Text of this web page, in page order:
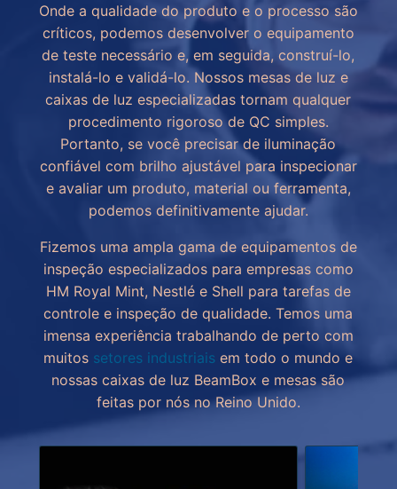
Onde a qualidade do produto e o processo são
críticos, podemos desenvolver o equipamento
de teste necessário e, em seguida, construí-lo,
instalá-lo e validá-lo. Nossos mesas de luz e
caixas de luz especializadas tornam qualquer
procedimento rigoroso de QC simples.
Portanto, se você precisar de iluminação
confiável com brilho ajustável para inspecionar
e avaliar um produto, material ou ferramenta,
podemos definitivamente ajudar.
Fizemos uma ampla gama de equipamentos de
inspeção especializados para empresas como
HM Royal Mint, Nestlé e Shell para tarefas de
controle e inspeção de qualidade. Temos uma
imensa experiência trabalhando de perto com
muitos setores industriais em todo o mundo e
nossas caixas de luz BeamBox e mesas são
feitas por nós no Reino Unido.